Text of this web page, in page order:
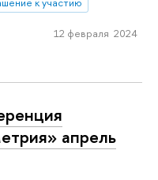
12 февраля 2024
апрель